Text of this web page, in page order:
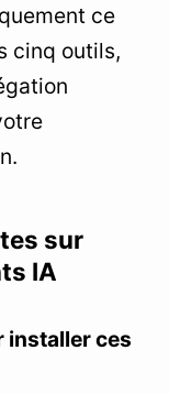
ce
cinq outils,
sur
IA
installer ces